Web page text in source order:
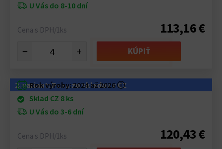
U Vás do 8-10 dní
Cena s DPH/1ks 113,16 €
− + KÚPIŤ
2. variant: Pneu zo skladov v CZ
Rok výroby:2024 až 2026ⓘ
Sklad CZ 8 ks
U Vás do 3-6 dní
Cena s DPH/1ks 120,43 €